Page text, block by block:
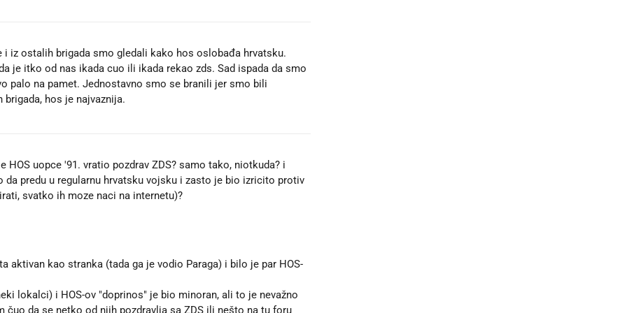
iz ostalih brigada smo gledali kako hos oslobađa hrvatsku.
je itko od nas ikada cuo ili ikada rekao zds. Sad ispada da smo
palo na pamet. Jednostavno smo se branili jer smo bili
brigada, hos je najvaznija.
uopce '91. vratio pozdrav ZDS? samo tako, niotkuda? i
da predu u regularnu hrvatsku vojsku i zasto je bio izricito protiv
svatko ih moze naci na internetu)?
aktivan kao stranka (tada ga je vodio Paraga) i bilo je par HOS-
lokalci) i HOS-ov "doprinos" je bio minoran, ali to je nevažno
čuo da se netko od njih pozdravlja sa ZDS ili nešto na tu foru